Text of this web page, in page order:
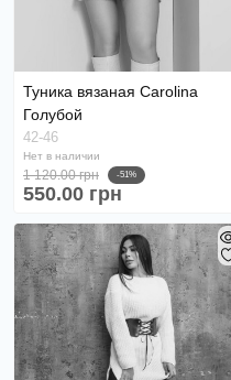
Туника вязаная Carolina
Голубой
42-46
Нет в наличии
1 120.00 грн -51%
550.00 грн